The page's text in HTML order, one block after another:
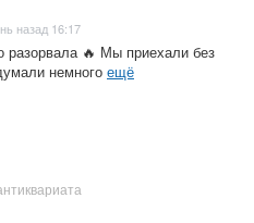
назад 16:17
разорвала 🔥 Мы приехали без
немного ещё